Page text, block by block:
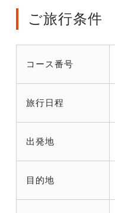
ご旅行条件
コース番号
旅行日程
出発地
目的地